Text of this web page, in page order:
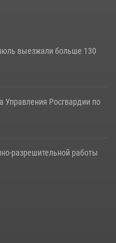
выезжали больше 130
Управления Росгвардии по
разрешительной работы